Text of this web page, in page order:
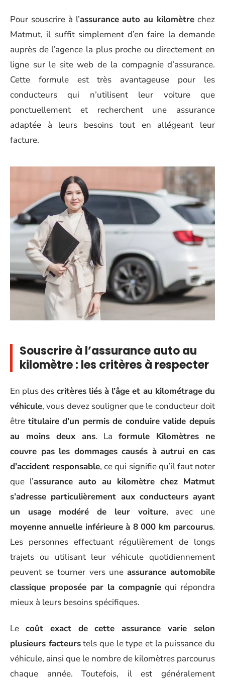
Pour souscrire à l’assurance auto au kilomètre chez
Matmut, il suffit simplement d’en faire la demande
auprès de l’agence la plus proche ou directement en
ligne sur le site web de la compagnie d’assurance.
Cette formule est très avantageuse pour les
conducteurs qui n’utilisent leur voiture que
ponctuellement et recherchent une assurance
adaptée à leurs besoins tout en allégeant leur
facture.
Souscrire à l’assurance auto au
kilomètre : les critères à respecter
En plus des critères liés à l’âge et au kilométrage du
véhicule, vous devez souligner que le conducteur doit
être titulaire d’un permis de conduire valide depuis
au moins deux ans. La formule Kilomètres ne
couvre pas les dommages causés à autrui en cas
d’accident responsable, ce qui signifie qu’il faut noter
que l’assurance auto au kilomètre chez Matmut
s’adresse particulièrement aux conducteurs ayant
un usage modéré de leur voiture, avec une
moyenne annuelle inférieure à 8 000 km parcourus.
Les personnes effectuant régulièrement de longs
trajets ou utilisant leur véhicule quotidiennement
peuvent se tourner vers une assurance automobile
classique proposée par la compagnie qui répondra
mieux à leurs besoins spécifiques.
Le coût exact de cette assurance varie selon
plusieurs facteurstels que le type et la puissance du
véhicule, ainsi que le nombre de kilomètres parcourus
chaque année. Toutefois, il est généralement